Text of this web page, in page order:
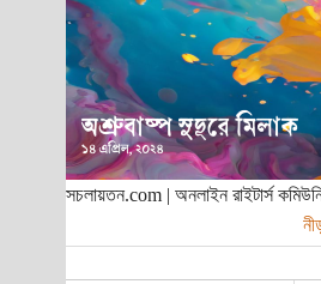
সচলায়তন.com | অনলাইন রাইটার্স